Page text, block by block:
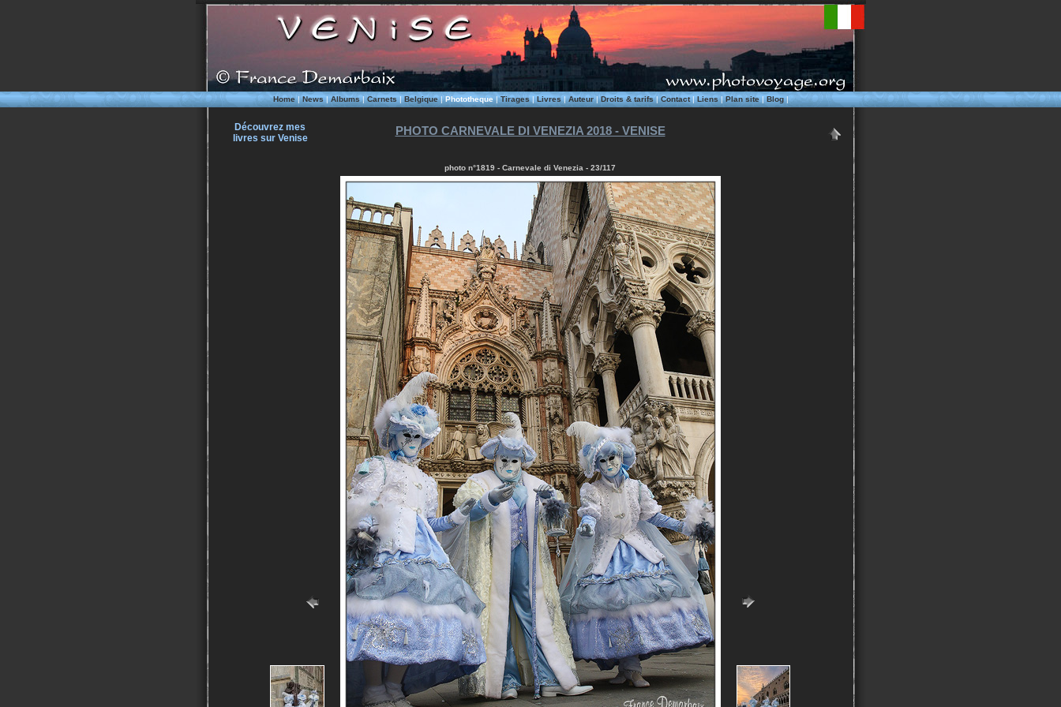
Home|News| Albums| Carnets|Belgique|Phototheque|Tirages|Livres|Auteur|Droits & tarifs|Contact|Liens|Plan site|Blog|
Découvrez mes
livres sur Venise
PHOTO CARNEVALE DI VENEZIA 2018 - VENISE
photo n°1819 - Carnevale di Venezia - 23/117